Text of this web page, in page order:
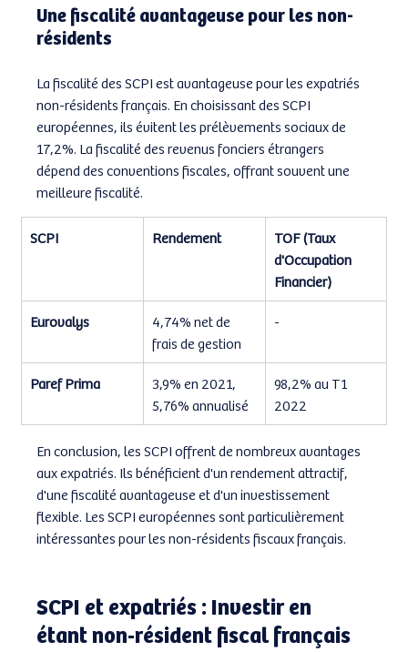
Une fiscalité avantageuse pour les non-
résidents
La fiscalité des SCPI est avantageuse pour les expatriés
non-résidents français. En choisissant des SCPI
européennes, ils évitent les prélèvements sociaux de
17,2%. La fiscalité des revenus fonciers étrangers
dépend des conventions fiscales, offrant souvent une
meilleure fiscalité.
SCPI Rendement
TOF (Taux
d'Occupation
Financier)
Eurovalys
4,74% net de
frais de gestion
-
Paref Prima
3,9% en 2021,
5,76% annualisé
98,2% au T1
2022
En conclusion, les SCPI offrent de nombreux avantages
aux expatriés. Ils bénéficient d'un rendement attractif,
d'une fiscalité avantageuse et d'un investissement
flexible. Les SCPI européennes sont particulièrement
intéressantes pour les non-résidents fiscaux français.
SCPI et expatriés : Investir en
étant non-résident fiscal français